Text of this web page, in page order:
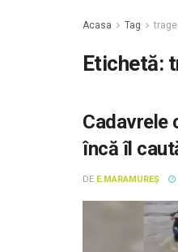
Acasa Tag
Etichetă:
Cadavrele
încă îl
DE E.MARAMUREȘ